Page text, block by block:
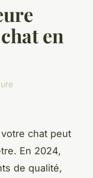
en
chat peut
En 2024,
de qualité,